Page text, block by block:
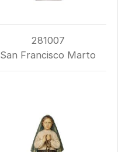
281007
San Francisco Marto